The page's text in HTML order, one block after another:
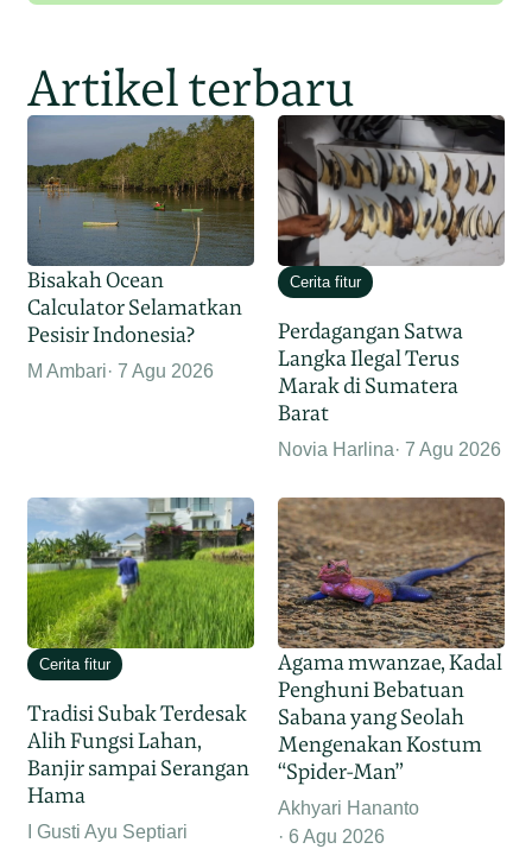
Artikel terbaru
Bisakah Ocean
Calculator Selamatkan
Pesisir Indonesia?
M Ambari 7 Agu 2026
Cerita fitur
Perdagangan Satwa
Langka Ilegal Terus
Marak di Sumatera
Barat
Novia Harlina 7 Agu 2026
Cerita fitur
Tradisi Subak Terdesak
Alih Fungsi Lahan,
Banjir sampai Serangan
Hama
I Gusti Ayu Septiari
Agama mwanzae, Kadal
Penghuni Bebatuan
Sabana yang Seolah
Mengenakan Kostum
“Spider-Man”
Akhyari Hananto
6 Agu 2026